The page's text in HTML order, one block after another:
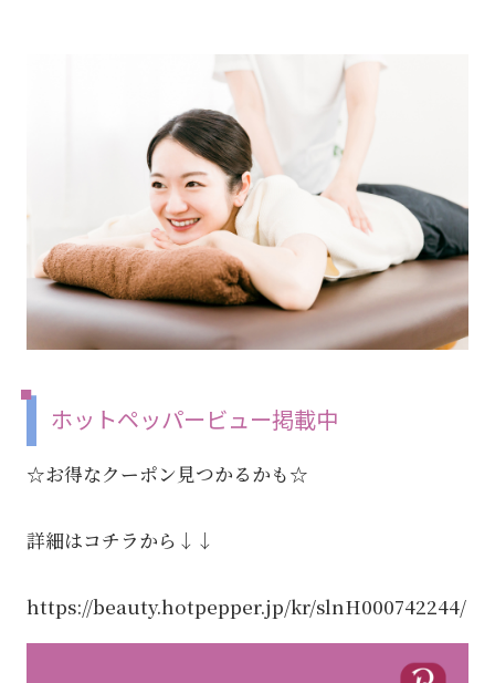
ホットペッパービュー掲載中
☆お得なクーポン見つかるかも☆
詳細はコチラから↓↓
https://beauty.hotpepper.jp/kr/slnH000742244/